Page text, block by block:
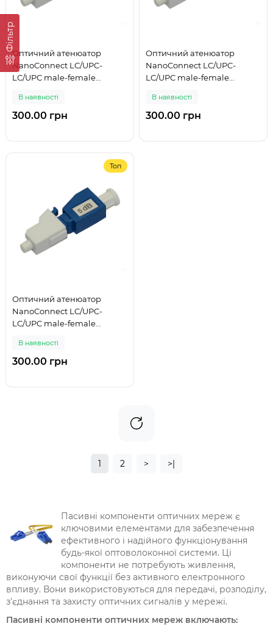
Фільтр
Оптичний атенюатор
NanoConnect LC/UPC-
LC/UPC male-female
В наявності
300.00 грн
Оптичний атенюатор
NanoConnect LC/UPC-
LC/UPC male-female
В наявності
300.00 грн
Топ
Оптичний атенюатор
NanoConnect LC/UPC-
LC/UPC male-female
В наявності
300.00 грн
1 2 > >|
Пасивні компоненти оптичних мереж є
ключовими елементами для забезпечення
ефективного і надійного функціонування
будь-якої оптоволоконної системи. Ці
компоненти не потребують живлення,
виконуючи свої функції без активного електронного
впливу. Вони використовуються для передачі, розподілу,
з'єднання та захисту оптичних сигналів у мережі.
Пасивні компоненти оптичних мереж включають: